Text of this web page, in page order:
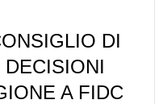
DI
DECISIONI
A FIDC